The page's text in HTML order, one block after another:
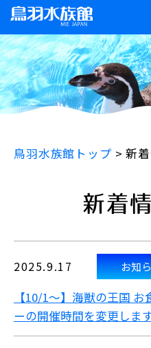
鳥羽水族館トップ >新
新着
2025.9.17 お知
【10/1～】海獣の王国
ーの開催時間を変更しま